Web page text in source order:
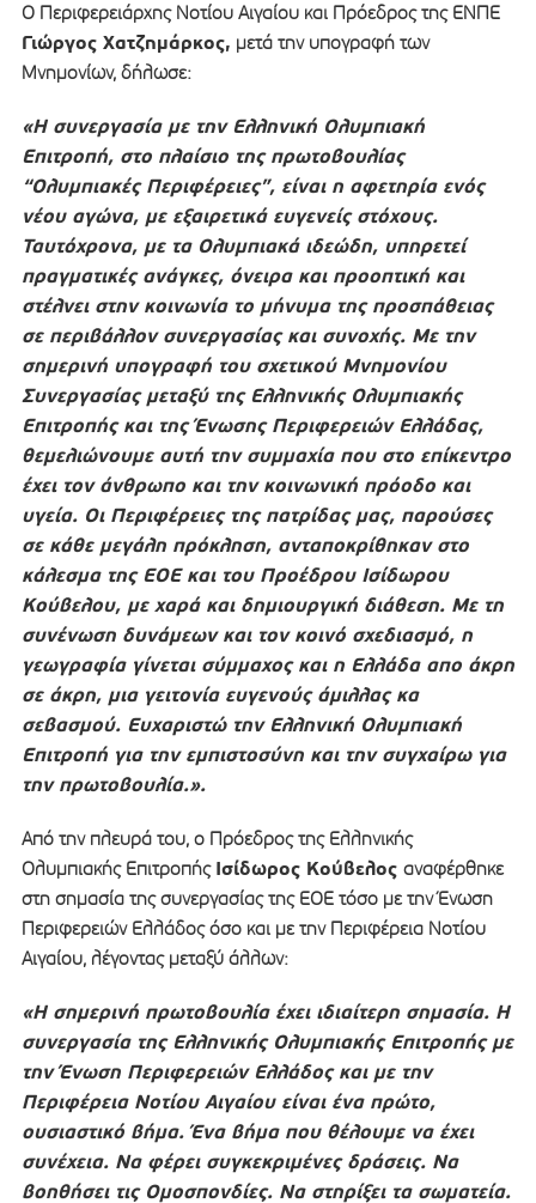
Ο Περιφερειάρχης Νοτίου Αιγαίου και Πρόεδρος της ΕΝΠΕ
Γιώργος Χατζημάρκος, μετά την υπογραφή των
Μνημονίων, δήλωσε:
«Η συνεργασία με την Ελληνική Ολυμπιακή
Επιτροπή, στο πλαίσιο της πρωτοβουλίας
“Ολυμπιακές Περιφέρειες”, είναι η αφετηρία ενός
νέου αγώνα, με εξαιρετικά ευγενείς στόχους.
Ταυτόχρονα, με τα Ολυμπιακά ιδεώδη, υπηρετεί
πραγματικές ανάγκες, όνειρα και προοπτική και
στέλνει στην κοινωνία το μήνυμα της προσπάθειας
σε περιβάλλον συνεργασίας και συνοχής. Με την
σημερινή υπογραφή του σχετικού Μνημονίου
Συνεργασίας μεταξύ της Ελληνικής Ολυμπιακής
Επιτροπής και της Ένωσης Περιφερειών Ελλάδας,
θεμελιώνουμε αυτή την συμμαχία που στο επίκεντρο
έχει τον άνθρωπο και την κοινωνική πρόοδο και
υγεία. Οι Περιφέρειες της πατρίδας μας, παρούσες
σε κάθε μεγάλη πρόκληση, ανταποκρίθηκαν στο
κάλεσμα της ΕΟΕ και του Προέδρου Ισίδωρου
Κούβελου, με χαρά και δημιουργική διάθεση. Με τη
συνένωση δυνάμεων και τον κοινό σχεδιασμό, η
γεωγραφία γίνεται σύμμαχος και η Ελλάδα απο άκρη
σε άκρη, μια γειτονία ευγενούς άμιλλας κα
σεβασμού. Ευχαριστώ την Ελληνική Ολυμπιακή
Επιτροπή για την εμπιστοσύνη και την συγχαίρω για
την πρωτοβουλία.».
Από την πλευρά του, ο Πρόεδρος της Ελληνικής
Ολυμπιακής Επιτροπής Ισίδωρος Κούβελος αναφέρθηκε
στη σημασία της συνεργασίας της ΕΟΕ τόσο με την Ένωση
Περιφερειών Ελλάδος όσο και με την Περιφέρεια Νοτίου
Αιγαίου, λέγοντας μεταξύ άλλων:
«Η σημερινή πρωτοβουλία έχει ιδιαίτερη σημασία. Η
συνεργασία της Ελληνικής Ολυμπιακής Επιτροπής με
την Ένωση Περιφερειών Ελλάδος και με την
Περιφέρεια Νοτίου Αιγαίου είναι ένα πρώτο,
ουσιαστικό βήμα. Ένα βήμα που θέλουμε να έχει
συνέχεια. Να φέρει συγκεκριμένες δράσεις. Να
βοηθήσει τις Ομοσπονδίες. Να στηρίξει τα σωματεία.